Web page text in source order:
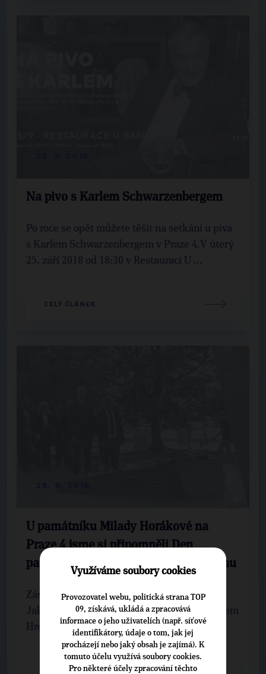
Na pivo s Karlem Schwarzenbergem
Po roce se opět můžete těšit na setkání u piva
s Karlem Schwarzenbergem v Praze 4.V úterý
25. září 2018 od 18:30 v Restauraci U ...
CELÝ ČLÁNEK
U památníku Milady Horákové na
Praze 4 jsme si připomněli Den
památky obětí komunistického režimu
Zástupci pražské TOP 09 v čele s předsedou
Jakubem Lepšem a místopředsedou Michalem
Hrozou uctili na náměstí Hrdinů památku ...
CELÝ ČLÁNEK
Využíváme soubory cookies
Provozovatel webu, politická strana TOP
09, získává, ukládá a zpracovává
informace o jeho uživatelích (např. síťové
identifikátory, údaje o tom, jak jej
procházejí nebo jaký obsah je zajímá). K
tomuto účelu využívá soubory cookies.
Pro některé účely zpracování těchto